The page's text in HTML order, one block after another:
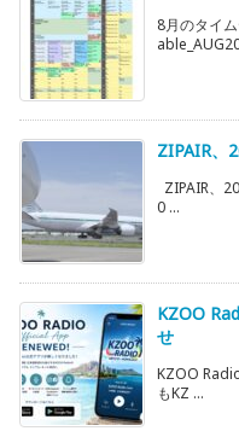
8月のタイ
ZIPAIR、
ZIPAIR、
0 ...
KZOO
せ
KZOO
もKZ ...